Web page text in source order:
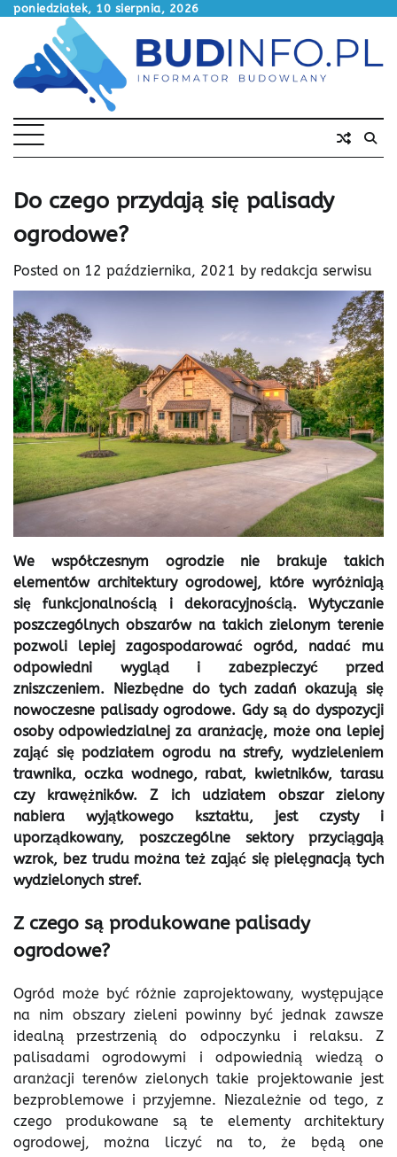
Skip
content
poniedziałek, 10 sierpnia, 2026
Do czego przydają się palisady
ogrodowe?
Posted on 12 października, 2021 by redakcja serwisu
We współczesnym ogrodzie nie brakuje takich
elementów architektury ogrodowej, które wyróżniają
się funkcjonalnością i dekoracyjnością. Wytyczanie
poszczególnych obszarów na takich zielonym terenie
pozwoli lepiej zagospodarować ogród, nadać mu
odpowiedni wygląd i zabezpieczyć przed
zniszczeniem. Niezbędne do tych zadań okazują się
nowoczesne palisady ogrodowe. Gdy są do dyspozycji
osoby odpowiedzialnej za aranżację, może ona lepiej
zająć się podziałem ogrodu na strefy, wydzieleniem
trawnika, oczka wodnego, rabat, kwietników, tarasu
czy krawężników. Z ich udziałem obszar zielony
nabiera wyjątkowego kształtu, jest czysty i
uporządkowany, poszczególne sektory przyciągają
wzrok, bez trudu można też zająć się pielęgnacją tych
wydzielonych stref.
Z czego są produkowane palisady
ogrodowe?
Ogród może być różnie zaprojektowany, występujące
na nim obszary zieleni powinny być jednak zawsze
idealną przestrzenią do odpoczynku i relaksu. Z
palisadami ogrodowymi i odpowiednią wiedzą o
aranżacji terenów zielonych takie projektowanie jest
bezproblemowe i przyjemne. Niezależnie od tego, z
czego produkowane są te elementy architektury
ogrodowej, można liczyć na to, że będą one